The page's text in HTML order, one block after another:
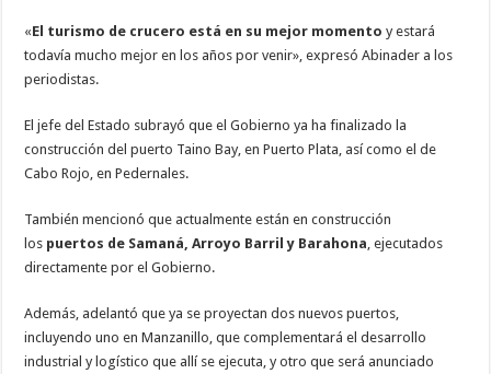
«El turismo de crucero está en su mejor momento y estará
todavía mucho mejor en los años por venir», expresó Abinader a los
periodistas.
El jefe del Estado subrayó que el Gobierno ya ha finalizado la
construcción del puerto Taino Bay, en Puerto Plata, así como el de
Cabo Rojo, en Pedernales.
También mencionó que actualmente están en construcción
los puertos de Samaná, Arroyo Barril y Barahona , ejecutados
directamente por el Gobierno.
Además, adelantó que ya se proyectan dos nuevos puertos,
incluyendo uno en Manzanillo, que complementará el desarrollo
industrial y logístico que allí se ejecuta, y otro que será anunciado